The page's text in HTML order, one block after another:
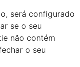
será configurado
se o seu
não contém
o seu